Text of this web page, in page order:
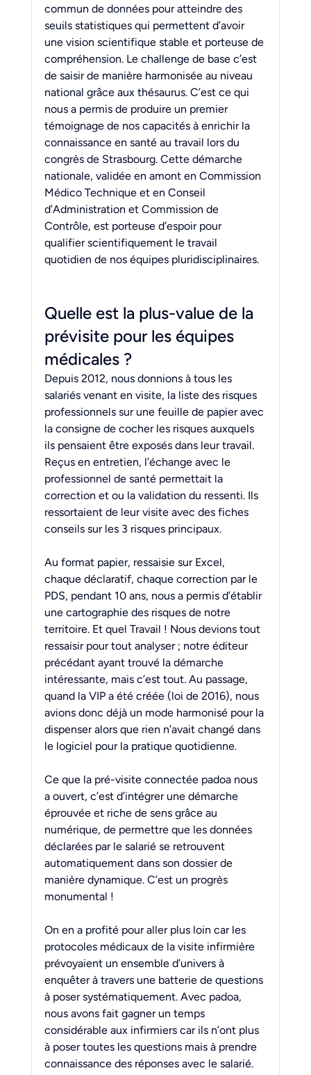
commun de données pour atteindre des
seuils statistiques qui permettent d’avoir
une vision scientifique stable et porteuse de
compréhension. Le challenge de base c’est
de saisir de manière harmonisée au niveau
national grâce aux thésaurus. C’est ce qui
nous a permis de produire un premier
témoignage de nos capacités à enrichir la
connaissance en santé au travail lors du
congrès de Strasbourg. Cette démarche
nationale, validée en amont en Commission
Médico Technique et en Conseil
d’Administration et Commission de
Contrôle, est porteuse d’espoir pour
qualifier scientifiquement le travail
quotidien de nos équipes pluridisciplinaires.
Quelle est la plus-value de la
prévisite pour les équipes
médicales ?
Depuis 2012, nous donnions à tous les
salariés venant en visite, la liste des risques
professionnels sur une feuille de papier avec
la consigne de cocher les risques auxquels
ils pensaient être exposés dans leur travail.
Reçus en entretien, l’échange avec le
professionnel de santé permettait la
correction et ou la validation du ressenti. Ils
ressortaient de leur visite avec des fiches
conseils sur les 3 risques principaux.
Au format papier, ressaisie sur Excel,
chaque déclaratif, chaque correction par le
PDS, pendant 10 ans, nous a permis d’établir
une cartographie des risques de notre
territoire. Et quel Travail ! Nous devions tout
ressaisir pour tout analyser ; notre éditeur
précédant ayant trouvé la démarche
intéressante, mais c’est tout. Au passage,
quand la VIP a été créée (loi de 2016), nous
avions donc déjà un mode harmonisé pour la
dispenser alors que rien n’avait changé dans
le logiciel pour la pratique quotidienne.
Ce que la pré-visite connectée padoa nous
a ouvert, c’est d’intégrer une démarche
éprouvée et riche de sens grâce au
numérique, de permettre que les données
déclarées par le salarié se retrouvent
automatiquement dans son dossier de
manière dynamique. C’est un progrès
monumental !
On en a profité pour aller plus loin car les
protocoles médicaux de la visite infirmière
prévoyaient un ensemble d’univers à
enquêter à travers une batterie de questions
à poser systématiquement. Avec padoa,
nous avons fait gagner un temps
considérable aux infirmiers car ils n’ont plus
à poser toutes les questions mais à prendre
connaissance des réponses avec le salarié.